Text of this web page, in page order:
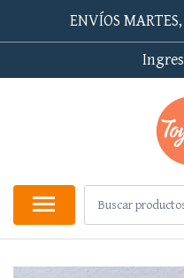
ENVÍOS